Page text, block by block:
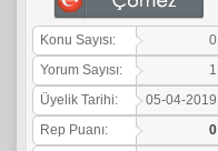
Konu Sayısı:
0
Yorum Sayısı:
1
Üyelik Tarihi:
05-04-2019
Rep Puanı:
0